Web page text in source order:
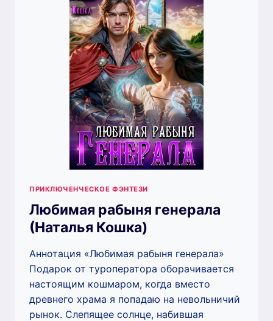
КОШКА)
ПРИКЛЮЧЕНЧЕСКОЕ ФЭНТЕЗИ
Любимая рабыня генерала
(Наталья Кошка)
Аннотация «Любимая рабыня генерала»
Подарок от туроператора оборачивается
настоящим кошмаром, когда вместо
древнего храма я попадаю на невольничий
рынок. Слепящее солнце, набившая